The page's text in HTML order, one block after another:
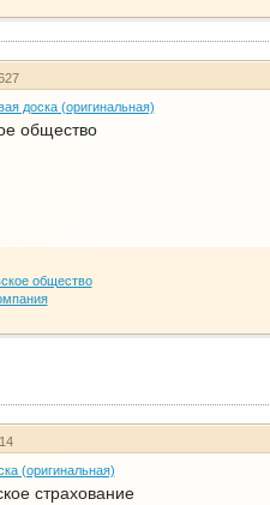
доска (оригинальная)
общество
общество
(оригинальная)
страхование